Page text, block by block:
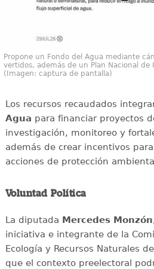
Propone un Fondo del Agua mediante
vertidos, además de un Plan Nacional
(Imagen: captura de pantalla)
Los recursos recaudados
Agua para financiar proyectos
investigación, monitoreo y
además de crear incentivos
acciones de protección
Voluntad Política
La diputada Mercedes Monzón
iniciativa e integrante de la
Ecología y Recursos Naturales
que el contexto preelectoral